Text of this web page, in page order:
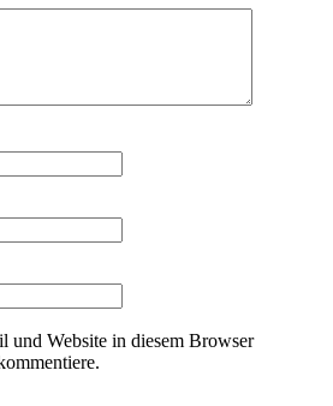
und Website in diesem Browser